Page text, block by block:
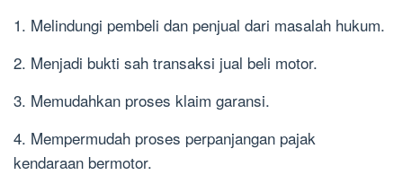
1. Melindungi pembeli dan penjual dari masalah hukum.
2. Menjadi bukti sah transaksi jual beli motor.
3. Memudahkan proses klaim garansi.
4. Mempermudah proses perpanjangan pajak
kendaraan bermotor.